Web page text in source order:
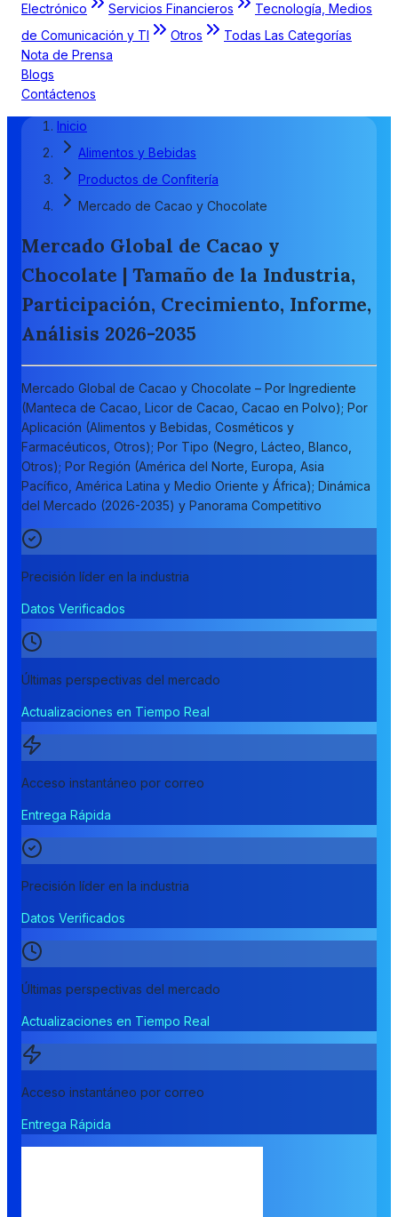
Electrónico
Servicios Financieros
Tecnología, Medios
de Comunicación y TI
Otros
Todas Las Categorías
Nota de Prensa
Blogs
Contáctenos
Inicio
Alimentos y Bebidas
Productos de Confitería
Mercado de Cacao y Chocolate
Mercado Global de Cacao y
Chocolate | Tamaño de la Industria,
Participación, Crecimiento, Informe,
Análisis 2026-2035
Mercado Global de Cacao y Chocolate – Por Ingrediente
(Manteca de Cacao, Licor de Cacao, Cacao en Polvo); Por
Aplicación (Alimentos y Bebidas, Cosméticos y
Farmacéuticos, Otros); Por Tipo (Negro, Lácteo, Blanco,
Otros); Por Región (América del Norte, Europa, Asia
Pacífico, América Latina y Medio Oriente y África); Dinámica
del Mercado (2026-2035) y Panorama Competitivo
Precisión líder en la industria
Datos Verificados
Últimas perspectivas del mercado
Actualizaciones en Tiempo Real
Acceso instantáneo por correo
Entrega Rápida
Precisión líder en la industria
Datos Verificados
Últimas perspectivas del mercado
Actualizaciones en Tiempo Real
Acceso instantáneo por correo
Entrega Rápida